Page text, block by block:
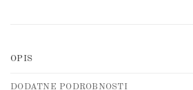
OPIS
DODATNE PODROBNOSTI